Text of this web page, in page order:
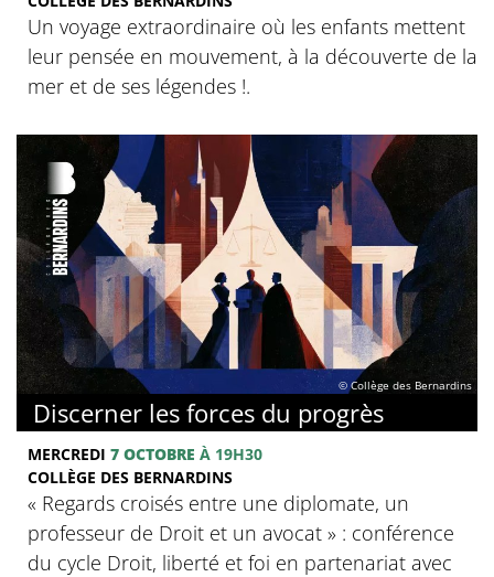
Un voyage extraordinaire où les enfants mettent
leur pensée en mouvement, à la découverte de la
mer et de ses légendes !.
© Collège des Bernardins
Discerner les forces du progrès
MERCREDI 7 OCTOBRE À 19H30
COLLÈGE DES BERNARDINS
‍« Regards croisés entre une diplomate, un
professeur de Droit et un avocat » : conférence
du cycle Droit, liberté et foi en partenariat avec